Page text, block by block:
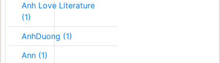
Anh Love Literature
(1)
AnhDuong (1)
Ann (1)